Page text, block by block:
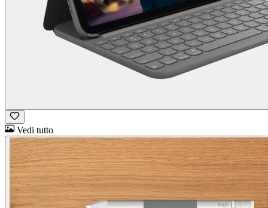
Vedi tutto